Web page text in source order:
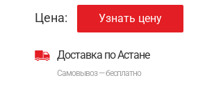
Цена: Узнать цену
Доставка по Астане
Самовывоз — бесплатно